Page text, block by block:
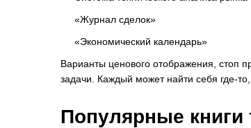
«Журнал сделок»
«Экономический календарь»
Варианты ценового отображения, стоп
задачи. Каждый может найти себя где-
Популярные книги